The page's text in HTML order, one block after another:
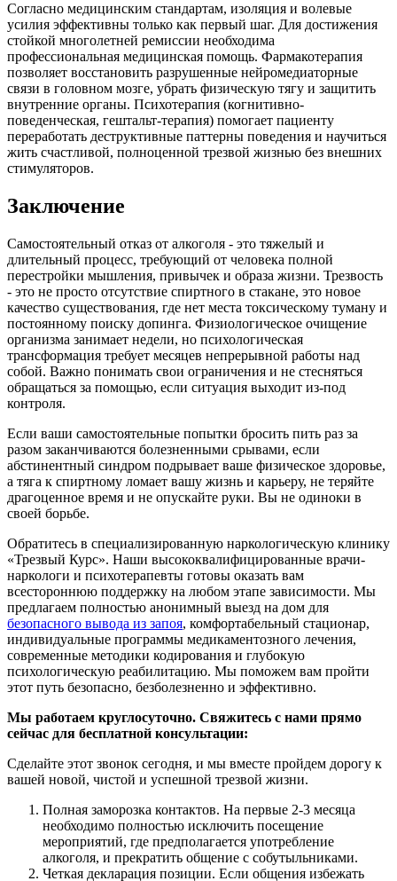
Согласно медицинским стандартам, изоляция и волевые
усилия эффективны только как первый шаг. Для достижения
стойкой многолетней ремиссии необходима
профессиональная медицинская помощь. Фармакотерапия
позволяет восстановить разрушенные нейромедиаторные
связи в головном мозге, убрать физическую тягу и защитить
внутренние органы. Психотерапия (когнитивно-
поведенческая, гештальт-терапия) помогает пациенту
переработать деструктивные паттерны поведения и научиться
жить счастливой, полноценной трезвой жизнью без внешних
стимуляторов.
Заключение
Самостоятельный отказ от алкоголя - это тяжелый и
длительный процесс, требующий от человека полной
перестройки мышления, привычек и образа жизни. Трезвость
- это не просто отсутствие спиртного в стакане, это новое
качество существования, где нет места токсическому туману и
постоянному поиску допинга. Физиологическое очищение
организма занимает недели, но психологическая
трансформация требует месяцев непрерывной работы над
собой. Важно понимать свои ограничения и не стесняться
обращаться за помощью, если ситуация выходит из-под
контроля.
Если ваши самостоятельные попытки бросить пить раз за
разом заканчиваются болезненными срывами, если
абстинентный синдром подрывает ваше физическое здоровье,
а тяга к спиртному ломает вашу жизнь и карьеру, не теряйте
драгоценное время и не опускайте руки. Вы не одиноки в
своей борьбе.
Обратитесь в специализированную наркологическую клинику
«Трезвый Курс». Наши высококвалифицированные врачи-
наркологи и психотерапевты готовы оказать вам
всестороннюю поддержку на любом этапе зависимости. Мы
предлагаем полностью анонимный выезд на дом для
безопасного вывода из запоя, комфортабельный стационар,
индивидуальные программы медикаментозного лечения,
современные методики кодирования и глубокую
психологическую реабилитацию. Мы поможем вам пройти
этот путь безопасно, безболезненно и эффективно.
Мы работаем круглосуточно. Свяжитесь с нами прямо
сейчас для бесплатной консультации:
Сделайте этот звонок сегодня, и мы вместе пройдем дорогу к
вашей новой, чистой и успешной трезвой жизни.
Полная заморозка контактов. На первые 2-3 месяца
необходимо полностью исключить посещение
мероприятий, где предполагается употребление
алкоголя, и прекратить общение с собутыльниками.
Четкая декларация позиции. Если общения избежать